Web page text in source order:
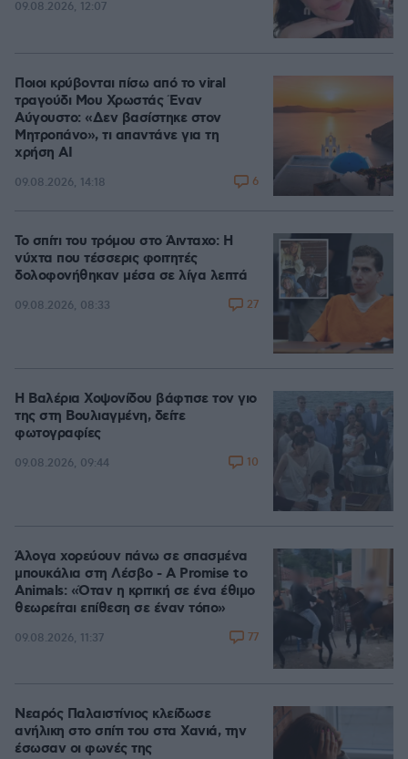
09.08.2026, 12:07
Ποιοι κρύβονται πίσω από το viral
τραγούδι Μου Χρωστάς Έναν
Αύγουστο: «Δεν βασίστηκε στον
Μητροπάνο», τι απαντάνε για τη
χρήση AI
09.08.2026, 14:18 6
Το σπίτι του τρόμου στο Άινταχο: Η
νύχτα που τέσσερις φοιτητές
δολοφονήθηκαν μέσα σε λίγα λεπτά
09.08.2026, 08:33 27
Η Βαλέρια Χοψονίδου βάφτισε τον γιο
της στη Βουλιαγμένη, δείτε
φωτογραφίες
09.08.2026, 09:44 10
Άλογα χορεύουν πάνω σε σπασμένα
μπουκάλια στη Λέσβο - A Promise to
Animals: «Όταν η κριτική σε ένα έθιμο
θεωρείται επίθεση σε έναν τόπο»
09.08.2026, 11:37 77
Νεαρός Παλαιστίνιος κλείδωσε
ανήλικη στο σπίτι του στα Χανιά, την
έσωσαν οι φωνές της